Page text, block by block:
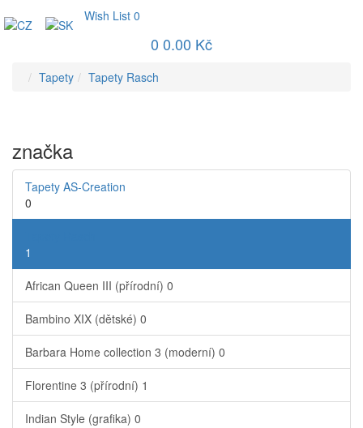
Wish List 0
0 0.00 Kč
Tapety Tapety Rasch
značka
Tapety AS-Creation
0
1
African Queen III (přírodní) 0
Bambino XIX (dětské) 0
Barbara Home collection 3 (moderní) 0
Florentine 3 (přírodní) 1
Indian Style (grafika) 0